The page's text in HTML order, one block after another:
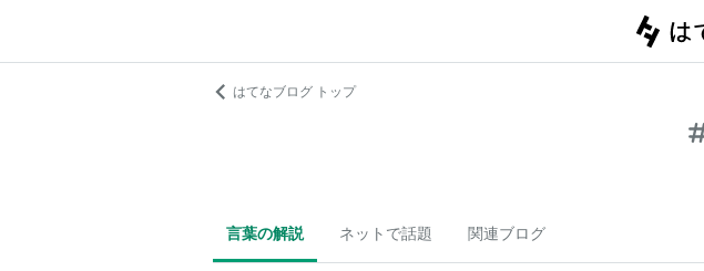
はてなブログ トップ
言葉の解説 ネットで話題 関連ブログ